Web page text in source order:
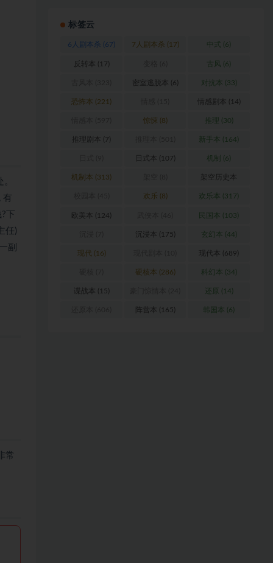
有
下
任)
副
常
标签云
6人剧本杀 (67) 7人剧本杀 (17) 中式 (6)
反转本 (17) 古风 (6)
密室逃脱本 (6) 对抗本 (33)
恐怖本 (221) 情感剧本 (14)
惊悚 (8) 推理 (30)
推理剧本 (7) 新手本 (164)
日式本 (107) 机制 (6)
机制本 (313) 架空历史本
(102)
欢乐 (8) 欢乐本 (317)
欧美本 (124) 民国本 (103)
沉浸本 (175) 玄幻本 (44)
现代 (16) 现代本 (689)
硬核本 (286) 科幻本 (34)
谍战本 (15) 还原 (14)
阵营本 (165) 韩国本 (6)